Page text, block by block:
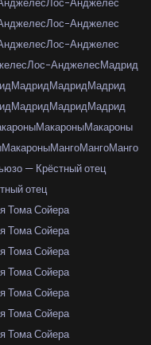
Лос-Анджелес
Лос-Анджелес
Лос-Анджелес
Лос-АнджелесМадрид
МадридМадридМадрид
МадридМадридМадрид
МакароныМакароны
МакароныМангоМангоМанго
— Крёстный отец
отец
Тома Сойера
Тома Сойера
Тома Сойера
Тома Сойера
Тома Сойера
Тома Сойера
Тома Сойера